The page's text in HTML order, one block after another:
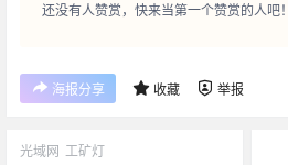
还没有人赞赏，快来当第一个赞赏的人吧！
海报分享 收藏 举报
光域网 工矿灯